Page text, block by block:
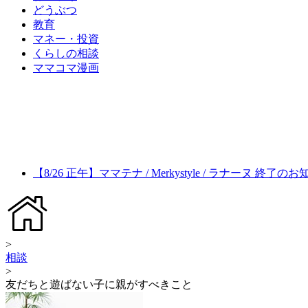
どうぶつ
教育
マネー・投資
くらしの相談
ママコマ漫画
【8/26 正午】ママテナ / Merkystyle / ラナーヌ 終了のお
>
相談
>
友だちと遊ばない子に親がすべきこと